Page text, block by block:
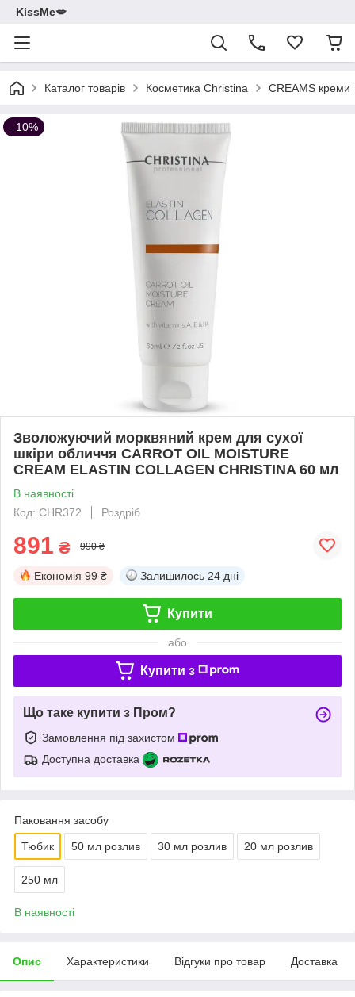
KissMe💋
Каталог товарів Косметика Christina CREAMS креми
–10%
Зволожуючий морквяний крем для сухої
шкіри обличчя CARROT OIL MOISTURE
CREAM ELASTIN COLLAGEN CHRISTINA 60 мл
В наявності
Код: CHR372
Роздріб
891 ₴ 990 ₴
Економія 99 ₴ Залишилось 24 дні
Купити
або
Купити з
Що таке купити з Пром?
Замовлення під захистом
Доступна доставка
Паковання засобу
Тюбик 50 мл розлив 30 мл розлив 20 мл розлив
250 мл
В наявності
Опис Характеристики Відгуки про товар Доставка